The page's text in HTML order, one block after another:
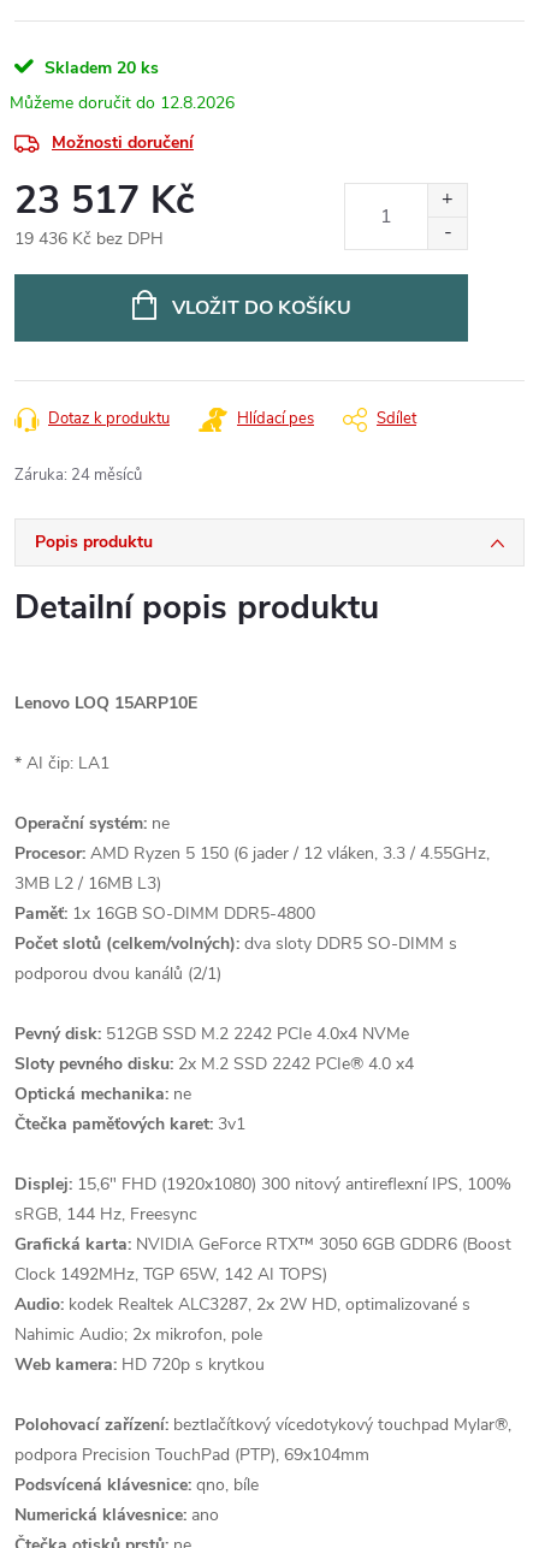
Skladem 20 ks
12.8.2026
Možnosti doručení
23 517 Kč
19 436 Kč bez DPH
VLOŽIT DO KOŠÍKU
Dotaz k produktu Hlídací pes Sdílet
Záruka: 24 měsíců
Popis produktu
Detailní popis produktu
Lenovo LOQ 15ARP10E
* AI čip: LA1
Operační systém: ne
Procesor: AMD Ryzen 5 150 (6 jader / 12 vláken, 3.3 / 4.55GHz,
3MB L2 / 16MB L3)
Paměť: 1x 16GB SO-DIMM DDR5-4800
Počet slotů (celkem/volných): dva sloty DDR5 SO-DIMM s
podporou dvou kanálů (2/1)
Pevný disk: 512GB SSD M.2 2242 PCIe 4.0x4 NVMe
Sloty pevného disku: 2x M.2 SSD 2242 PCIe® 4.0 x4
Optická mechanika: ne
Čtečka paměťových karet: 3v1
Displej: 15,6" FHD (1920x1080) 300 nitový antireflexní IPS, 100%
sRGB, 144 Hz, Freesync
Grafická karta: NVIDIA GeForce RTX™ 3050 6GB GDDR6 (Boost
Clock 1492MHz, TGP 65W, 142 AI TOPS)
Audio: kodek Realtek ALC3287, 2x 2W HD, optimalizované s
Nahimic Audio; 2x mikrofon, pole
Web kamera: HD 720p s krytkou
Polohovací zařízení: beztlačítkový vícedotykový touchpad Mylar®,
podpora Precision TouchPad (PTP), 69x104mm
Podsvícená klávesnice: qno, bíle
Numerická klávesnice: ano